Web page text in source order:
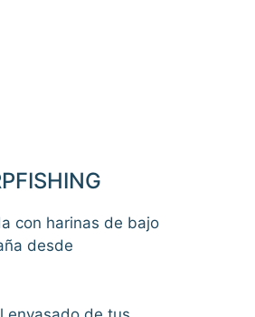
con harinas de bajo
desde